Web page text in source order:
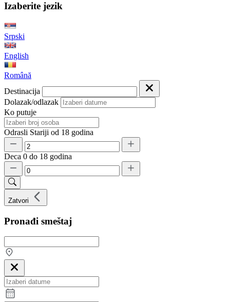
Izaberite jezik
Srpski
English
Română
Destinacija
Dolazak/odlazak
Ko putuje
Odrasli Stariji od 18 godina
Deca 0 do 18 godina
Zatvori
Pronađi smeštaj